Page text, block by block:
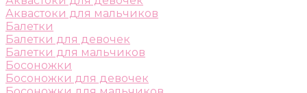
Аквастоки для мальчиков
Балетки
Балетки для девочек
Балетки для мальчиков
Босоножки
Босоножки для девочек